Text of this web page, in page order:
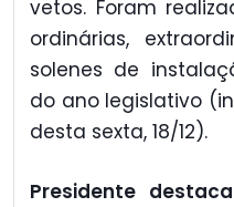
vetos. Foram
ordinárias,
solenes de
do ano legislativo
desta sexta, 18/12).
Presidente